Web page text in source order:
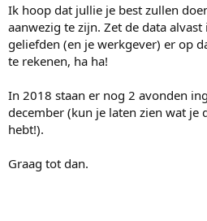
Ik hoop dat jullie je best zullen
aanwezig te zijn. Zet de data
geliefden (en je werkgever) er op
te rekenen, ha ha!
In 2018 staan er nog 2 avonden
december (kun je laten zien wat je
hebt!).
Graag tot dan.